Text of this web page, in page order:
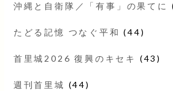
沖縄と自衛隊／「有事」の果てに
たどる記憶 つなぐ平和 (44)
首里城2026 復興のキセキ (43)
週刊首里城 (44)